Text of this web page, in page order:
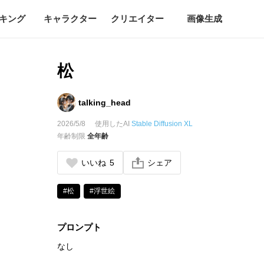
ング キャラクター クリエイター 画像生成
松
talking_head
2026/5/8 使用したAIStable Diffusion XL
年齢制限全年齢
いいね 5 シェア
#松 #浮世絵
プロンプト
なし